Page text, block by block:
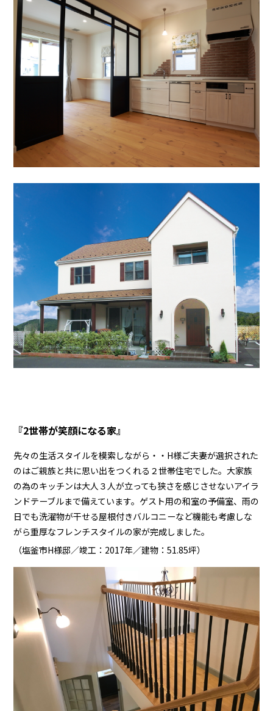
『2世帯が笑顔になる家』
先々の生活スタイルを模索しながら・・H様ご夫妻が選択された
のはご親族と共に思い出をつくれる２世帯住宅でした。大家族
の為のキッチンは大人３人が立っても狭さを感じさせないアイラ
ンドテーブルまで備えています。ゲスト用の和室の予備室、雨の
日でも洗濯物が干せる屋根付きバルコニーなど機能も考慮しな
がら重厚なフレンチスタイルの家が完成しました。
（塩釜市H様邸／竣工：2017年／建物：51.85坪）